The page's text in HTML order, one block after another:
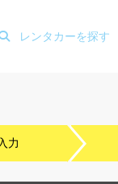
レンタカーを探す
力